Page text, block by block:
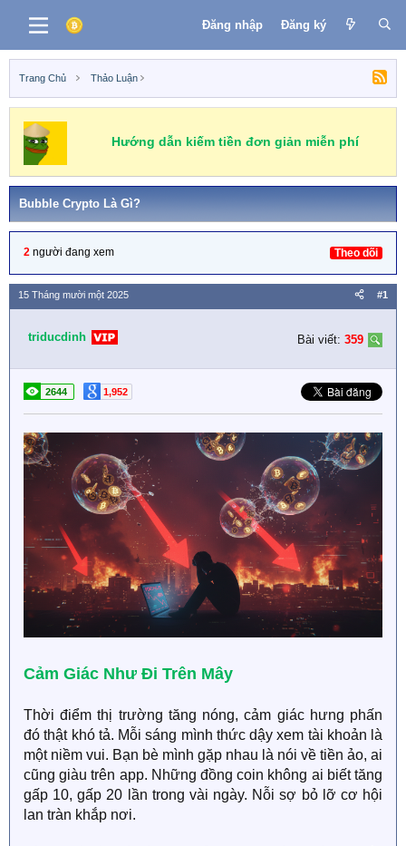
Đăng nhập Đăng ký
Trang Chủ Thảo Luận
Hướng dẫn kiếm tiền đơn giản miễn phí
Bubble Crypto Là Gì?
2 người đang xem Theo dõi
15 Tháng mười một 2025 #1
triducdinh Bài viết: 359
2644 1,952
Cảm Giác Như Đi Trên Mây​
Thời điểm thị trường tăng nóng, cảm giác hưng phấn
đó thật khó tả. Mỗi sáng mình thức dậy xem tài khoản là
một niềm vui. Bạn bè mình gặp nhau là nói về tiền ảo, ai
cũng giàu trên app. Những đồng coin không ai biết tăng
gấp 10, gấp 20 lần trong vài ngày. Nỗi sợ bỏ lỡ cơ hội
lan tràn khắp nơi.